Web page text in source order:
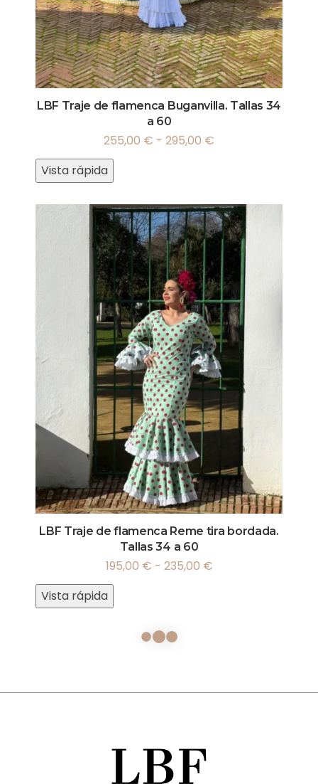
LBF Traje de flamenca Buganvilla. Tallas 34
a 60
255,00 € - 295,00 €
Vista rápida
LBF Traje de flamenca Reme tira bordada.
Tallas 34 a 60
195,00 € - 235,00 €
Vista rápida